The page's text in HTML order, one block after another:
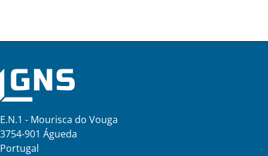
E.N.1 - Mourisca do Vouga
3754-901 Águeda
Portugal